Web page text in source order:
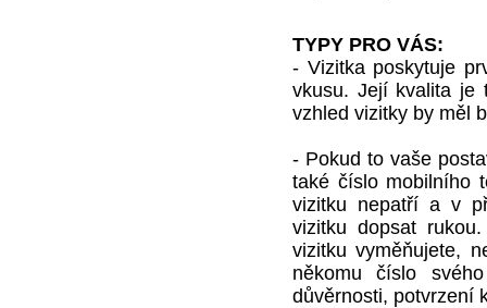
TYPY PRO VÁS:
- Vizitka poskytuje
vkusu. Její kvalita je
vzhled vizitky by měl
- Pokud to vaše
také číslo mobilního
vizitku nepatří a v
vizitku dopsat
vizitku vyměňujete,
někomu číslo
důvěrnosti, potvrzení